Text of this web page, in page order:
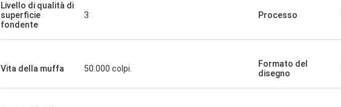
Livello di qualità di
superficie
fondente
3 Processo
Vita della muffa 50.000 colpi.
Formato del
disegno